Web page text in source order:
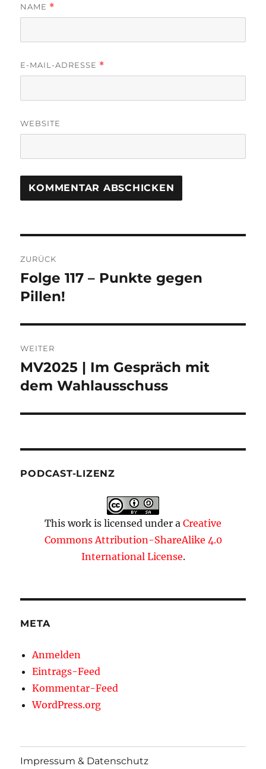
NAME *
E-MAIL-ADRESSE *
WEBSITE
ZURÜCK
Vorheriger
Beitrag:
Folge 117 – Punkte gegen
Pillen!
WEITER
Nächster
Beitrag:
MV2025 | Im Gespräch mit
dem Wahlausschuss
PODCAST-LIZENZ
This work is licensed under a Creative
Commons Attribution-ShareAlike 4.0
International License.
META
Anmelden
Eintrags-Feed
Kommentar-Feed
WordPress.org
Impressum & Datenschutz